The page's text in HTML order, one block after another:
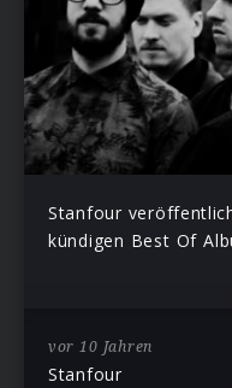
Stanfour
kündigen Best Of
vor 10 Jahren
Stanfour